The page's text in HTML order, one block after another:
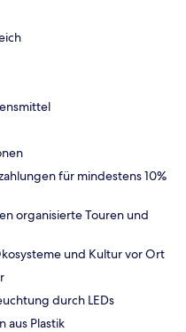
für mindestens 10%
organisierte Touren und
und Kultur vor Ort
durch LEDs
aus Plastik